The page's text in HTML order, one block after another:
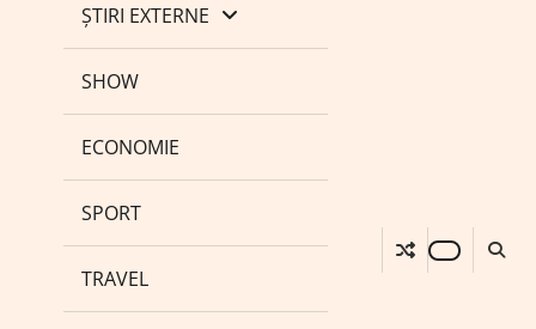
ȘTIRI EXTERNE
SHOW
ECONOMIE
SPORT
TRAVEL